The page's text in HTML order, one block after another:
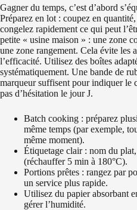
Gagner du temps, c’est d’abord
Préparez en lot : coupez en
congelez rapidement ce qui peut
petite « usine maison » : une zone
une zone rangement. Cela évite les
l’efficacité. Utilisez des boîtes
systématiquement. Une bande de
marqueur suffisent pour indiquer le
pas d’hésitation le jour J.
Batch cooking : préparez
même temps (par exemple,
même moment).
Étiquetage clair : nom du
(réchauffer 5 min à 180°C).
Portions prêtes : rangez par
un service plus rapide.
Utilisez du papier absorbant
gérer l’humidité.